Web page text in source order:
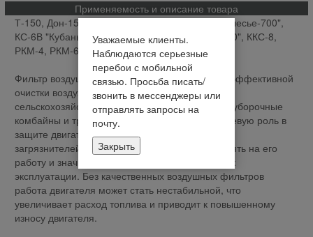
Применяемость и описание товара
Т-150, Дон-1500А (1200, 680 КСС-4Е), КВК "Полесье-700",
КС-6В "Кубань", СК-5М Нива, УЭС "Полесье-250", ККС-8,
РКМ-4, РКМ-6.
Фильтр воздушный СМД-60 предназначен для эффективной
очистки воздуха, поступающего в двигатель
сельскохозяйственной техники, таких как зерноуборочные
комбайны и тракторы. Эти детали играют ключевую роль в
защите двигателя от попадания пыли и других
загрязнителей, которые могут негативно повлиять на его
работу и значительным образом сократить срок
эксплуатации. Без качественных воздушных фильтров
работа двигателя может стать нестабильной, что
увеличивает расход топлива и приводит к повышенному
износу двигателя.
Уважаемые клиенты.
Наблюдаются серьезные
перебои с мобильной
связью. Просьба писать/
звонить в мессенджеры или
отправлять запросы на
почту.
Закрыть